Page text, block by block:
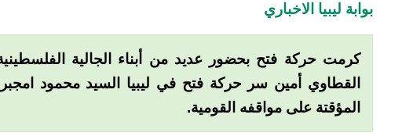
بوابة ليبيا الاخباري
كرمت حركة فتح بحضور عديد من أبناء الجالية
القطاوي أمين سر حركة فتح في ليبيا السيد محمود امجبر
المؤقتة على مواقفه القومية.